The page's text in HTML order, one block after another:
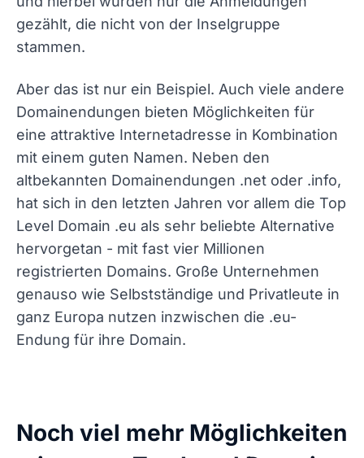
gezählt, die nicht von der Inselgruppe
stammen.
Aber das ist nur ein Beispiel. Auch viele andere
Domainendungen bieten Möglichkeiten für
eine attraktive Internetadresse in Kombination
mit einem guten Namen. Neben den
altbekannten Domainendungen .net oder .info,
hat sich in den letzten Jahren vor allem die Top
Level Domain .eu als sehr beliebte Alternative
hervorgetan - mit fast vier Millionen
registrierten Domains. Große Unternehmen
genauso wie Selbstständige und Privatleute in
ganz Europa nutzen inzwischen die .eu-
Endung für ihre Domain.
Noch viel mehr Möglichkeiten